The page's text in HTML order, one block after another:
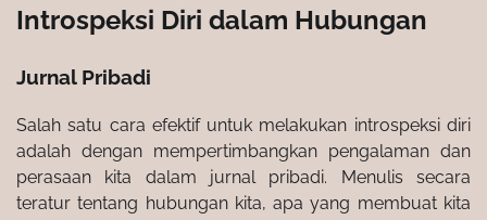
Introspeksi Diri dalam Hubungan
Jurnal Pribadi
Salah satu cara efektif untuk melakukan introspeksi diri
adalah dengan mempertimbangkan pengalaman dan
perasaan kita dalam jurnal pribadi. Menulis secara
teratur tentang hubungan kita, apa yang membuat kita